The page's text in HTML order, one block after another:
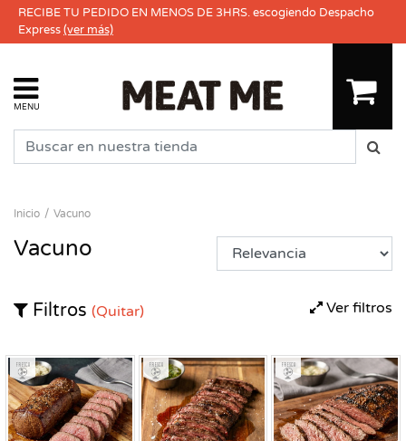
RECIBE TU PEDIDO EN MENOS DE 3HRS. escogiendo Despacho
Express(ver más)
MENU
Inicio Vacuno
Vacuno
Ver filtros
Filtros (Quitar)
Fresco Fresco Fresco